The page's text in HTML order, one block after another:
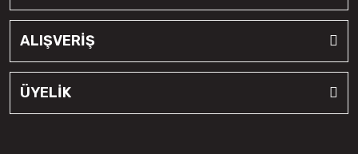
ALIŞVERİŞ
ÜYELİK